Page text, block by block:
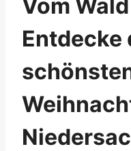
Vom
Entdecke